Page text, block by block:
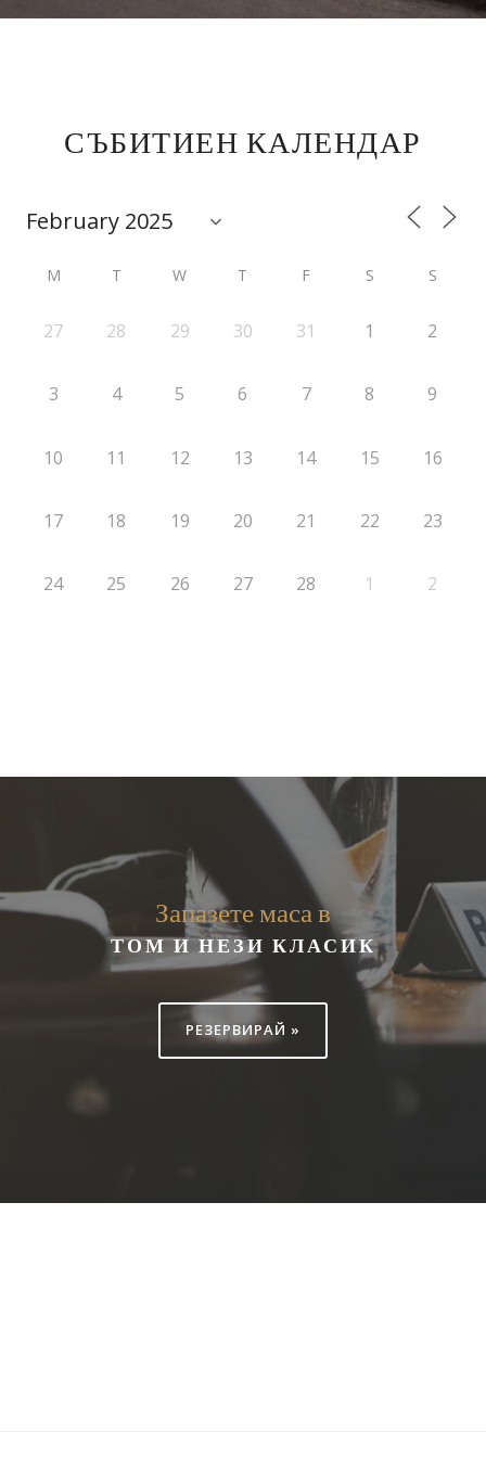
СЪБИТИЕН КАЛЕНДАР
M T W T F S S
27 28 29 30 31 1 2
3 4 5 6 7 8 9
10 11 12 13 14 15 16
17 18 19 20 21 22 23
24 25 26 27 28 1 2
Запазете маса в
ТОМ И НЕЗИ КЛАСИК
РЕЗЕРВИРАЙ »